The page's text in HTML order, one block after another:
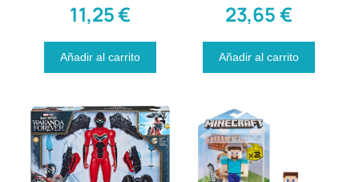
11,25€
Añadir al carrito
23,65€
Añadir al carrito